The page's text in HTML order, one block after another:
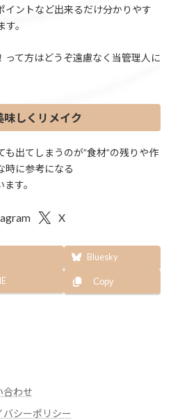
イントなど出来るだけ分かりやす
。
って方はどうぞ遠慮なく当管理人に
味しくリメイク
出てしまうのが”食材”の残りや作
時に参考になる
す。
X
Bluesky
Copy
合わせ
バシーポリシー